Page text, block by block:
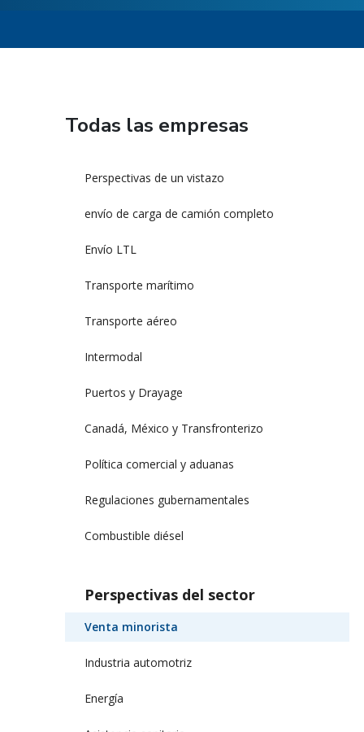
Todas las empresas
Perspectivas de un vistazo
envío de carga de camión completo
Envío LTL
Transporte marítimo
Transporte aéreo
Intermodal
Puertos y Drayage
Canadá, México y Transfronterizo
Política comercial y aduanas
Regulaciones gubernamentales
Combustible diésel
Perspectivas del sector
Venta minorista
Industria automotriz
Energía